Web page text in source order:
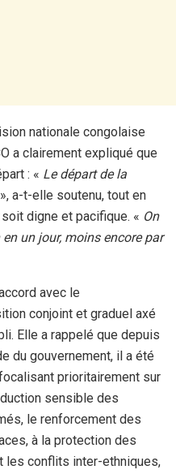
nationale congolaise
a clairement expliqué que
: « Le départ de la
a-t-elle soutenu, tout en
digne et pacifique. « On
un jour, moins encore par
avec le
conjoint et graduel axé
Elle a rappelé que depuis
du gouvernement, il a été
prioritairement sur
sensible des
le renforcement des
à la protection des
les conflits inter-ethniques,